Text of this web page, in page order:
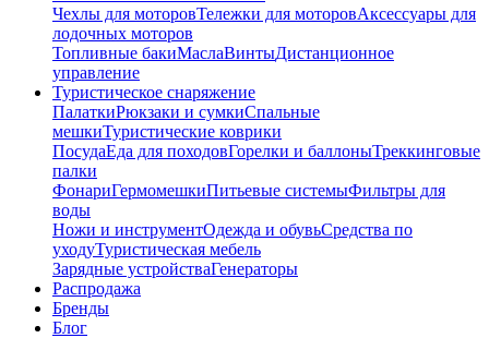
Чехлы для моторовТележки для моторовАксессуары для
лодочных моторов
Топливные бакиМаслаВинтыДистанционное
управление
Туристическое снаряжение
ПалаткиРюкзаки и сумкиСпальные
мешкиТуристические коврики
ПосудаЕда для походовГорелки и баллоныТреккинговые
палки
ФонариГермомешкиПитьевые системыФильтры для
воды
Ножи и инструментОдежда и обувьСредства по
уходуТуристическая мебель
Зарядные устройстваГенераторы
Распродажа
Бренды
Блог